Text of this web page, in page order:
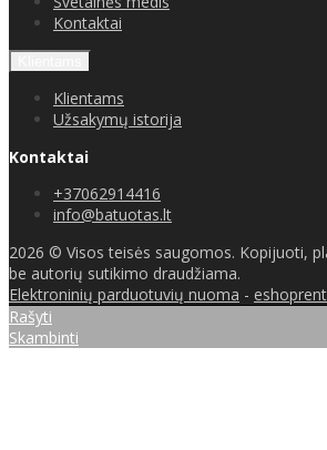
Kontaktai
Klientams
Užsakymų istorija
Kontaktai
+37062914416
info@batuotas.lt
2026 © Visos teisės saugomos. Kopijuoti,
be autorių sutikimo draudžiama.
Elektroninių parduotuvių nuoma -
Rašyti
Skambinti